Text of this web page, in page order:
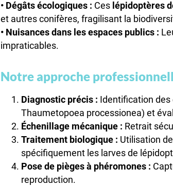
• Dégâts écologiques : Ces lépidoptères
et autres conifères, fragilisant la
• Nuisances dans les espaces publics :
impraticables.
Notre approche
Diagnostic précis : Identification
Thaumetopoea processionea) et
Échenillage mécanique : Retrait
Traitement biologique : Utilisation de
spécifiquement les larves de
Pose de pièges à phéromones :
reproduction.